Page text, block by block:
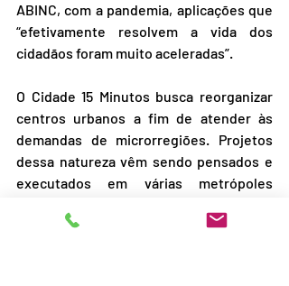
ABINC, com a pandemia, aplicações que
“efetivamente resolvem a vida dos
cidadãos foram muito aceleradas”.
O Cidade 15 Minutos busca reorganizar
centros urbanos a fim de atender às
demandas de microrregiões. Projetos
dessa natureza vêm sendo pensados e
executados em várias metrópoles
simplesmente de propostas para